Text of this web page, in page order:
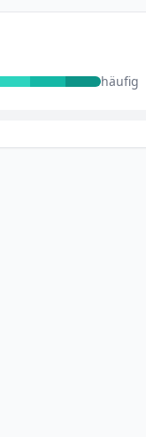
häufig